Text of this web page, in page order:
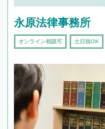
永原法律事務所
オンライン相談可 土日祝OK